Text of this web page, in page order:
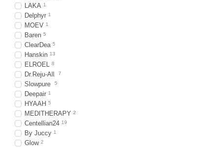
LAKA 1
Delphyr 1
MOEV 1
Baren 5
ClearDea 5
Hanskin 13
ELROEL 8
Dr.Reju-All 7
Slowpure 5
Deepair 1
HYAAH 5
MEDITHERAPY 2
Centellian24 19
By Juccy 1
Glow 2